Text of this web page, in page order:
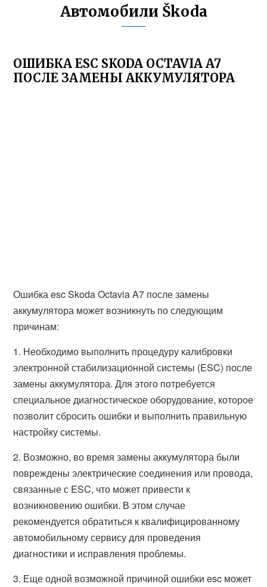
Автомобили Škoda
ОШИБКА ESC SKODA OCTAVIA A7
ПОСЛЕ ЗАМЕНЫ АККУМУЛЯТОРА
Ошибка esc Skoda Octavia A7 после замены
аккумулятора может возникнуть по следующим
причинам:
1. Необходимо выполнить процедуру калибровки
электронной стабилизационной системы (ESC) после
замены аккумулятора. Для этого потребуется
специальное диагностическое оборудование, которое
позволит сбросить ошибки и выполнить правильную
настройку системы.
2. Возможно, во время замены аккумулятора были
повреждены электрические соединения или провода,
связанные с ESC, что может привести к
возникновению ошибки. В этом случае
рекомендуется обратиться к квалифицированному
автомобильному сервису для проведения
диагностики и исправления проблемы.
3. Еще одной возможной причиной ошибки esc может